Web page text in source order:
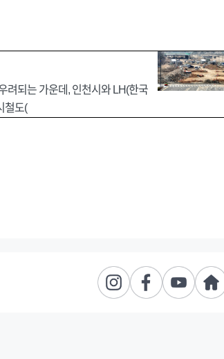
려되는 가운데, 인천시와 LH(한국
철도(